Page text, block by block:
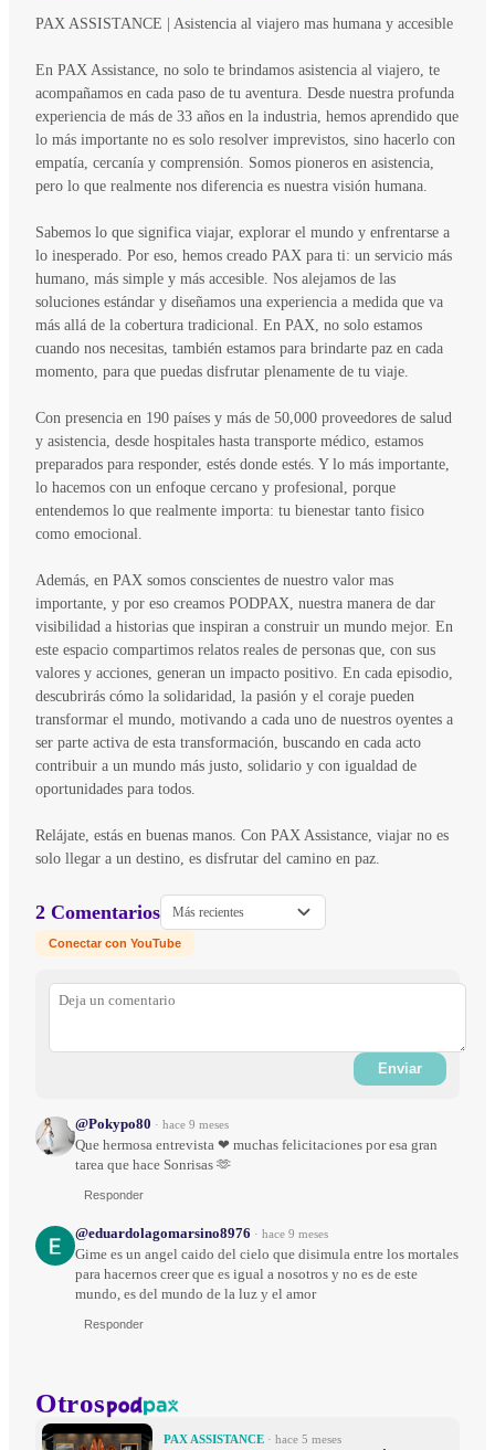
PAX ASSISTANCE | Asistencia al viajero mas humana y accesible
En PAX Assistance, no solo te brindamos asistencia al viajero, te
acompañamos en cada paso de tu aventura. Desde nuestra profunda
experiencia de más de 33 años en la industria, hemos aprendido que
lo más importante no es solo resolver imprevistos, sino hacerlo con
empatía, cercanía y comprensión. Somos pioneros en asistencia,
pero lo que realmente nos diferencia es nuestra visión humana.
Sabemos lo que significa viajar, explorar el mundo y enfrentarse a
lo inesperado. Por eso, hemos creado PAX para ti: un servicio más
humano, más simple y más accesible. Nos alejamos de las
soluciones estándar y diseñamos una experiencia a medida que va
más allá de la cobertura tradicional. En PAX, no solo estamos
cuando nos necesitas, también estamos para brindarte paz en cada
momento, para que puedas disfrutar plenamente de tu viaje.
Con presencia en 190 países y más de 50,000 proveedores de salud
y asistencia, desde hospitales hasta transporte médico, estamos
preparados para responder, estés donde estés. Y lo más importante,
lo hacemos con un enfoque cercano y profesional, porque
entendemos lo que realmente importa: tu bienestar tanto fisico
como emocional.
Además, en PAX somos conscientes de nuestro valor mas
importante, y por eso creamos PODPAX, nuestra manera de dar
visibilidad a historias que inspiran a construir un mundo mejor. En
este espacio compartimos relatos reales de personas que, con sus
valores y acciones, generan un impacto positivo. En cada episodio,
descubrirás cómo la solidaridad, la pasión y el coraje pueden
transformar el mundo, motivando a cada uno de nuestros oyentes a
ser parte activa de esta transformación, buscando en cada acto
contribuir a un mundo más justo, solidario y con igualdad de
oportunidades para todos.
Relájate, estás en buenas manos. Con PAX Assistance, viajar no es
solo llegar a un destino, es disfrutar del camino en paz.
2 Comentarios Más recientes
Conectar con YouTube
Enviar
@Pokypo80 · hace 9 meses
Que hermosa entrevista ❤ muchas felicitaciones por esa gran
tarea que hace Sonrisas 🫶
Responder
@eduardolagomarsino8976 · hace 9 meses
Gime es un angel caido del cielo que disimula entre los mortales
para hacernos creer que es igual a nosotros y no es de este
mundo, es del mundo de la luz y el amor
Responder
Otros
PAX ASSISTANCE · hace 5 meses